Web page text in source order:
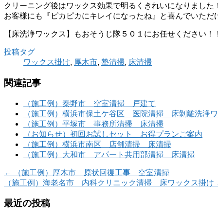
クリーニング後はワックス効果で明るくきれいになりました！
お客様にも『ピカピカにキレイになったね』と喜んでいただ
【床洗浄ワックス】もおそうじ隊５０１にお任せください！！
投稿タグ
ワックス掛け, 厚木市, 塾清掃, 床清掃
関連記事
（施工例）秦野市 空室清掃 戸建て
（施工例）横浜市保土ケ谷区 医院清掃 床剝離洗浄
（施工例）平塚市 事務所清掃 床清掃
（お知らせ）初回お試しセット お得プランご案内
（施工例）横浜市南区 店舗清掃 床清掃
（施工例）大和市 アパート共用部清掃 床清掃
←
（施工例）厚木市 原状回復工事 空室清掃
（施工例）海老名市 内科クリニック清掃 床ワックス掛け
最近の投稿